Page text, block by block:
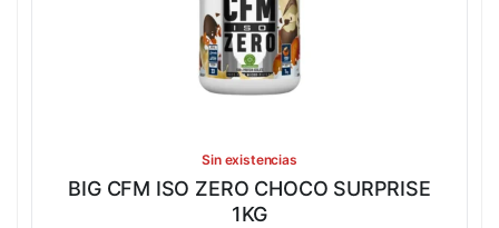
Sin existencias
BIG CFM ISO ZERO CHOCO SURPRISE
1KG